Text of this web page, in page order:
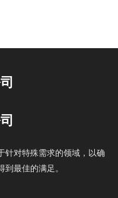
针对特殊需求的领域，以确
最佳的满足。